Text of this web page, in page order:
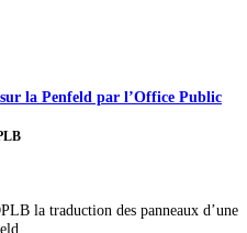
la Penfeld par l’Office Public
la traduction des panneaux d’une